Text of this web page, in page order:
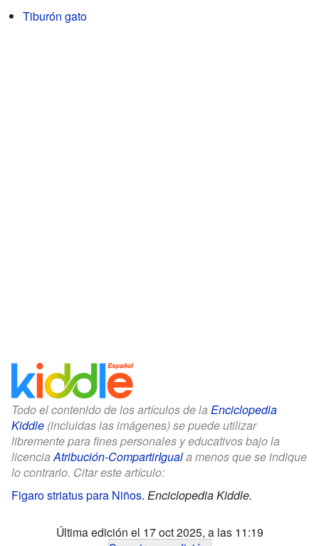
Tiburón gato
Todo el contenido de los artículos de la Enciclopedia
Kiddle (incluidas las imágenes) se puede utilizar
libremente para fines personales y educativos bajo la
licenciaAtribución-CompartirIguala menos que se indique
lo contrario. Citar este artículo:
Figaro striatus para Niños. Enciclopedia Kiddle.
Última edición el 17 oct 2025, a las 11:19